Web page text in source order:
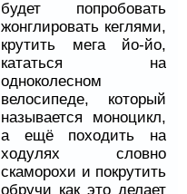
будет попробовать
жонглировать кеглями,
крутить мега йо-йо,
кататься на
одноколесном
велосипеде, который
называется моноцикл,
а ещё походить на
ходулях словно
скаморохи и покрутить
обручи как это делает